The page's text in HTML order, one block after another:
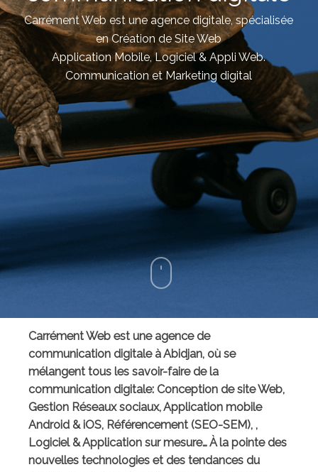
Carrément Web est une agence digitale, spécialisée
en Création de Site Web
Application Mobile, Logiciel & Appli Web.
Communication et Marketing digital
Carrément Web est une agence de
communication digitale à Abidjan, où se
mélangent tous les savoir-faire de la
communication digitale: Conception de site Web,
Gestion Réseaux sociaux, Application mobile
Android & iOS, Référencement (SEO-SEM), ,
Logiciel & Application sur mesure… À la pointe des
nouvelles technologies et des tendances du